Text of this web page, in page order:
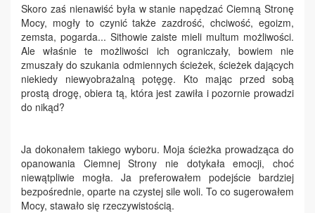
Skoro zaś nienawiść była w stanie napędzać Ciemną Stronę
Mocy, mogły to czynić także zazdrość, chciwość, egoizm,
zemsta, pogarda... Sithowie zaiste mieli multum możliwości.
Ale właśnie te możliwości ich ograniczały, bowiem nie
zmuszały do szukania odmiennych ścieżek, ścieżek dających
niekiedy niewyobrażalną potęgę. Kto mając przed sobą
prostą drogę, obiera tą, która jest zawiła i pozornie prowadzi
do nikąd?
Ja dokonałem takiego wyboru. Moja ścieżka prowadząca do
opanowania Ciemnej Strony nie dotykała emocji, choć
niewątpliwie mogła. Ja preferowałem podejście bardziej
bezpośrednie, oparte na czystej sile woli. To co sugerowałem
Mocy, stawało się rzeczywistością.